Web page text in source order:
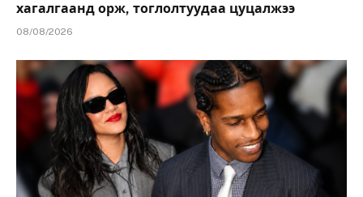
хагалгаанд орж, тоглолтуудаа цуцалжээ
08/08/2026